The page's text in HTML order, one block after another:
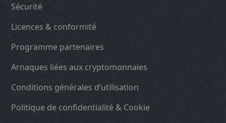
Sécurité
Licences & conformité
Programme partenaires
Arnaques liées aux cryptomonnaies
Conditions générales d’utilisation
Politique de confidentialité & Cookie